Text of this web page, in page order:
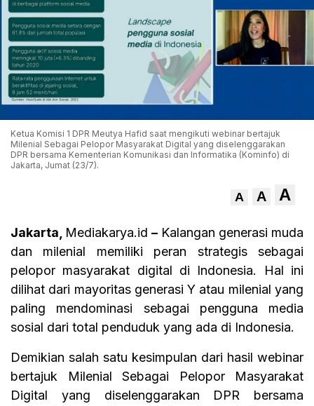
Ketua Komisi 1 DPR Meutya Hafid saat mengikuti webinar bertajuk
Milenial Sebagai Pelopor Masyarakat Digital yang diselenggarakan
DPR bersama Kementerian Komunikasi dan Informatika (Kominfo) di
Jakarta, Jumat (23/7).
A A A
Jakarta, Mediakarya.id – Kalangan generasi muda
dan milenial memiliki peran strategis sebagai
pelopor masyarakat digital di Indonesia. Hal ini
dilihat dari mayoritas generasi Y atau milenial yang
paling mendominasi sebagai pengguna media
sosial dari total penduduk yang ada di Indonesia.
Demikian salah satu kesimpulan dari hasil webinar
bertajuk Milenial Sebagai Pelopor Masyarakat
Digital yang diselenggarakan DPR bersama